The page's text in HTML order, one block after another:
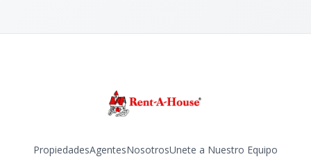
PropiedadesAgentesNosotrosUnete a Nuestro Equipo